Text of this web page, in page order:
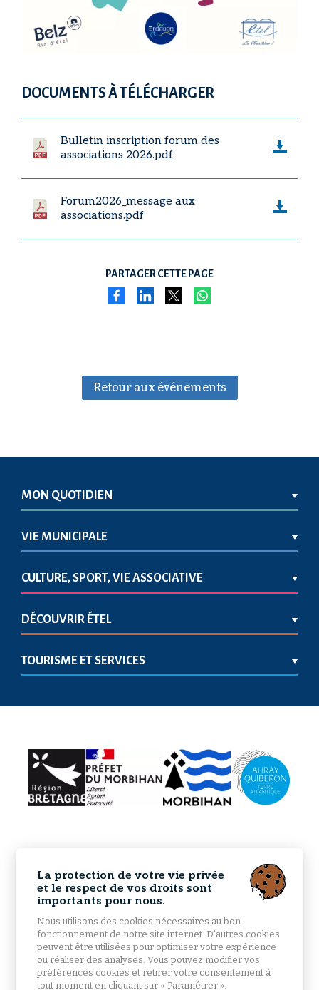
DOCUMENTS À TÉLÉCHARGER
Bulletin inscription forum des
associations 2026.pdf
Forum2026_message aux
associations.pdf
PARTAGER CETTE PAGE
Retour aux événements
MON QUOTIDIEN
VIE MUNICIPALE
CULTURE, SPORT, VIE ASSOCIATIVE
DÉCOUVRIR ÉTEL
TOURISME ET SERVICES
La protection de votre vie privée
et le respect de vos droits sont
importants pour nous.
Nous utilisons des cookies nécessaires au bon
fonctionnement de notre site internet. D’autres cookies
peuvent être utilisées pour optimiser votre expérience
ou réaliser des analyses. Vous pouvez modifier vos
préférences cookies et retirer votre consentement à
tout moment en cliquant sur « Paramétrer ».